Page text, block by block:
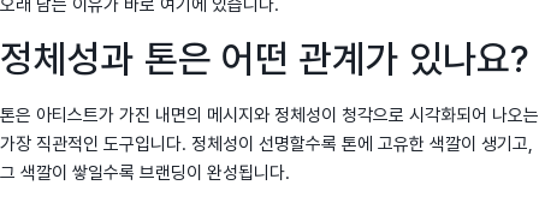
오래 남는 이유가 바로 여기에 있습니다.
정체성과 톤은 어떤 관계가 있나요?
톤은 아티스트가 가진 내면의 메시지와 정체성이 청각으로 시각화되어 나오는
가장 직관적인 도구입니다. 정체성이 선명할수록 톤에 고유한 색깔이 생기고,
그 색깔이 쌓일수록 브랜딩이 완성됩니다.